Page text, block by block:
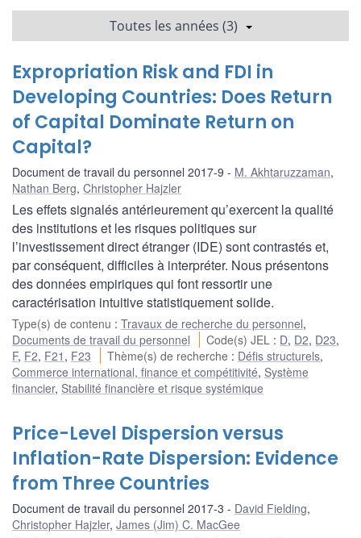
Toutes les années (3)
Expropriation Risk and FDI in
Developing Countries: Does Return
of Capital Dominate Return on
Capital?
Document de travail du personnel 2017-9 M. Akhtaruzzaman,
Nathan Berg, Christopher Hajzler
Les effets signalés antérieurement qu’exercent la qualité
des institutions et les risques politiques sur
l’investissement direct étranger (IDE) sont contrastés et,
par conséquent, difficiles à interpréter. Nous présentons
des données empiriques qui font ressortir une
caractérisation intuitive statistiquement solide.
Type(s) de contenu : Travaux de recherche du personnel,
Documents de travail du personnel
Code(s) JEL : D, D2, D23,
F, F2, F21 , F23 Thème(s) de recherche : Défis structurels,
Commerce international, finance et compétitivité, Système
financier, Stabilité financière et risque systémique
Price-Level Dispersion versus
Inflation-Rate Dispersion: Evidence
from Three Countries
Document de travail du personnel 2017-3 David Fielding,
Christopher Hajzler, James (Jim) C. MacGee